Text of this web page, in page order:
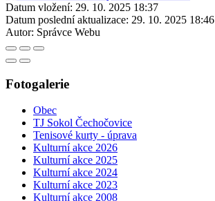
Datum vložení: 29. 10. 2025 18:37
Datum poslední aktualizace: 29. 10. 2025 18:46
Autor: Správce Webu
Fotogalerie
Obec
TJ Sokol Čechočovice
Tenisové kurty - úprava
Kulturní akce 2026
Kulturní akce 2025
Kulturní akce 2024
Kulturní akce 2023
Kulturní akce 2008